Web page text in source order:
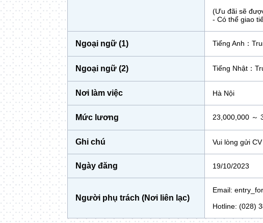
(Ưu đãi sẽ
- Có thể giao
Ngoại ngữ (1) Tiếng Anh：
Ngoại ngữ (2) Tiếng Nhật：
Nơi làm việc Hà Nội
Mức lương 23,000,000 ～
Ghi chú Vui lòng gửi
Ngày đăng 19/10/2023
Người phụ trách (Nơi liên lạc)
Email:
Hotline: (028)